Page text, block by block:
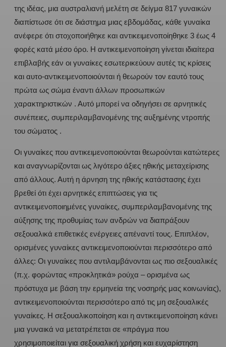
της ιδέας, μια αυστραλιανή μελέτη σε δείγμα 817 γυναικών
διαπίστωσε ότι σε διάστημα μιας εβδομάδας, κάθε γυναίκα
ανέφερε ότι στοχοποιήθηκε και αντικειμενοποίηθηκε 3 έως 4
φορές κατά μέσο όρο. Η αντικειμενοποίηση γίνεται ιδιαίτερα
επιβλαβής εάν οι γυναίκες εσωτερικεύουν αυτές τις κρίσεις
και αυτο-αντικειμενοποιούνται ή θεωρούν τον εαυτό τους
πρώτα ως σώμα έναντι άλλων προσωπικών
χαρακτηριστικών . Αυτό μπορεί να οδηγήσει σε αρνητικές
συνέπειες, συμπεριλαμβανομένης της αυξημένης ντροπής
του σώματος .
Οι γυναίκες που αντικειμενοποιούνται θεωρούνται κατώτερες
και αναγνωρίζονται ως λιγότερο άξιες ηθικής μεταχείρισης
από άλλους. Αυτή η άρνηση της ηθικής κατάστασης έχει
βρεθεί ότι έχει αρνητικές επιπτώσεις για τις
αντικειμενοποιημένες γυναίκες, συμπεριλαμβανομένης της
αύξησης της προθυμίας των ανδρών να διαπράξουν
σεξουαλικά επιθετικές ενέργειες απέναντί τους. Επιπλέον,
ορισμένες γυναίκες αντικειμενοποιούνται περισσότερο από
άλλες: Οι γυναίκες που αντιλαμβάνονται ως πιο σεξουαλικές
(π.χ. φορώντας «προκλητικά» ρούχα – ορισμένα ως
πρόστυχα με βάση την ερμηνεία της νοσηρής μας κοινωνίας),
αντικειμενοποιούνται περισσότερο από τις μη σεξουαλικές
γυναίκες. Η σεξουαλικοποίηση και η αντικειμενοποίηση κάνει
μια γυναικά να μετατρέπεται σε «πράγμα που
χρησιμοποιείται για σεξουαλική χρήση και ευχαρίστηση